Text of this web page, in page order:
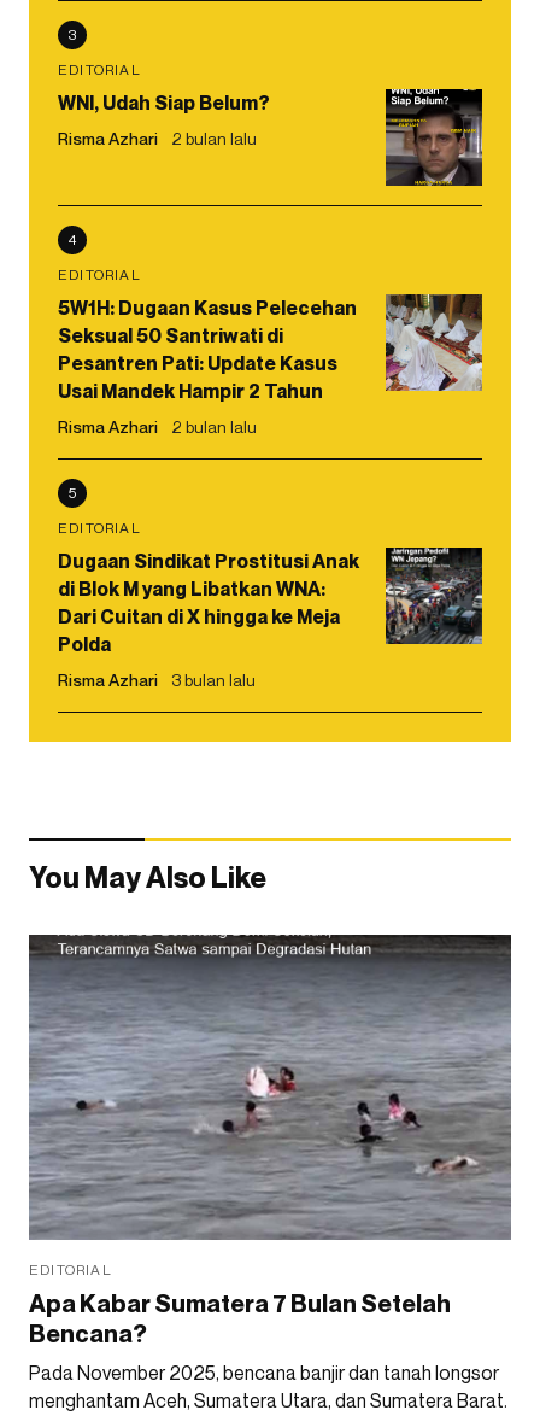
3
EDITORIAL
WNI, Udah Siap Belum?
Risma Azhari 2 bulan lalu
4
EDITORIAL
5W1H: Dugaan Kasus Pelecehan
Seksual 50 Santriwati di
Pesantren Pati: Update Kasus
Usai Mandek Hampir 2 Tahun
Risma Azhari 2 bulan lalu
5
EDITORIAL
Dugaan Sindikat Prostitusi Anak
di Blok M yang Libatkan WNA:
Dari Cuitan di X hingga ke Meja
Polda
Risma Azhari 3 bulan lalu
You May Also Like
EDITORIAL
Apa Kabar Sumatera 7 Bulan Setelah
Bencana?
Pada November 2025, bencana banjir dan tanah longsor
menghantam Aceh, Sumatera Utara, dan Sumatera Barat.